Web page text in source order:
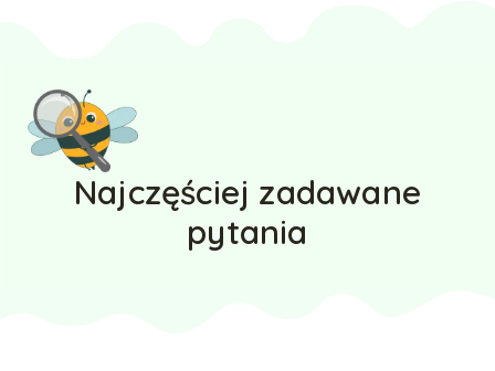
Najczęściej zadawane
pytania